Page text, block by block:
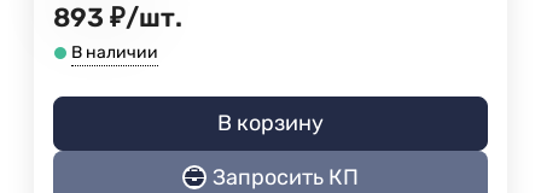
893 ₽/шт.
В наличии
В корзину
Запросить КП